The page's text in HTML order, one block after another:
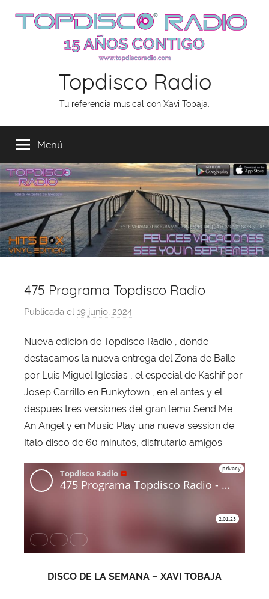
Topdisco Radio
Tu referencia musical con Xavi Tobaja.
Menú
475 Programa Topdisco Radio
Publicada el 19 junio, 2024
r
X
a
v
i
T
Nueva edicion de Topdisco Radio , donde
destacamos la nueva entrega del Zona de Baile
por Luis Miguel Iglesias , el especial de Kashif por
Josep Carrillo en Funkytown , en el antes y el
despues tres versiones del gran tema Send Me
An Angel y en Music Play una nueva session de
Italo disco de 60 minutos, disfrutarlo amigos.
DISCO DE LA SEMANA – XAVI TOBAJA